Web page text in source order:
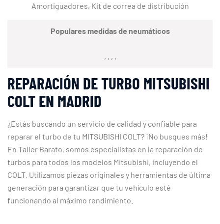
Amortiguadores, Kit de correa de distribución
Populares medidas de neumáticos
, , , ,
REPARACIÓN DE TURBO MITSUBISHI
COLT EN MADRID
¿Estás buscando un servicio de calidad y confiable para
reparar el turbo de tu MITSUBISHI COLT? ¡No busques más!
En Taller Barato, somos especialistas en la reparación de
turbos para todos los modelos Mitsubishi, incluyendo el
COLT. Utilizamos piezas originales y herramientas de última
generación para garantizar que tu vehículo esté
funcionando al máximo rendimiento.